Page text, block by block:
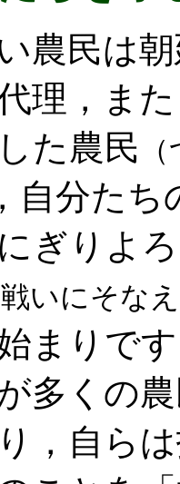
農民は
理，ま
た農民
自分たち
ぎりよ
いにそな
まりで
多くの
，自ら